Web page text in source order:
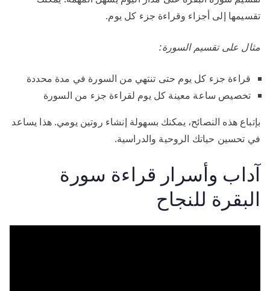
تقسيمها إلى أجزاء وقراءة جزء كل يوم.
مثال على تقسيم السورة:
قراءة جزء كل يوم حتى تنتهي من السورة في مدة محددة
تخصيص ساعة معينة كل يوم لقراءة جزء من السورة
بإتباع هذه النصائح، يمكنك بسهولة إنشاء روتين يومي. هذا يساعد
في تحسين حياتك الروحية والدراسية.
آداب وأسرار قراءة سورة
البقرة للنجاح